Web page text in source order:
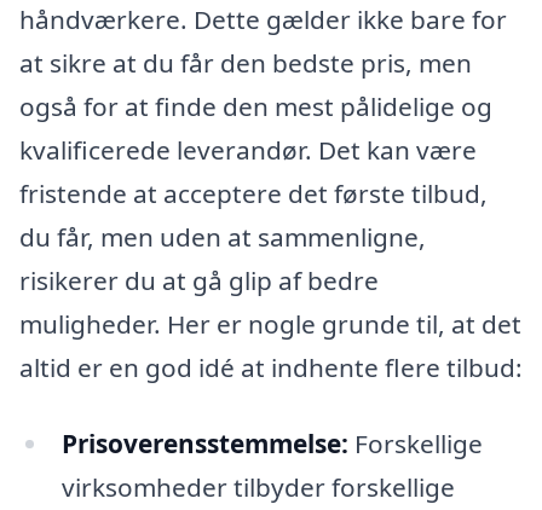
håndværkere. Dette gælder ikke bare for
at sikre at du får den bedste pris, men
også for at finde den mest pålidelige og
kvalificerede leverandør. Det kan være
fristende at acceptere det første tilbud,
du får, men uden at sammenligne,
risikerer du at gå glip af bedre
muligheder. Her er nogle grunde til, at det
altid er en god idé at indhente flere tilbud:
Prisoverensstemmelse: Forskellige
virksomheder tilbyder forskellige